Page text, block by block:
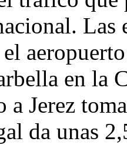
Las
el
en la
a Jerez
da unas